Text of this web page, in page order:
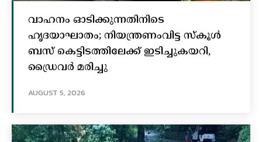
വാഹനം ഓടിക്കുന്നതിനിടെ
ഹൃദയാഘാതം; നിയന്ത്രണംവിട്ട സ്കൂൾ
ബസ് കെട്ടിടത്തിലേക്ക് ഇടിച്ചുകയറി,
ഡ്രൈവർ മരിച്ചു
AUGUST 5, 2026